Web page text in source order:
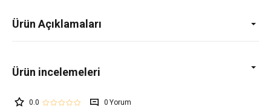
Ürün Açıklamaları
0.0 0